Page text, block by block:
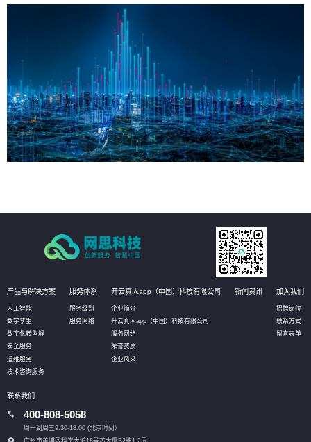
产品与解决方案
人工智能
数字孪生
数字化转型解
安全服务
运维服务
技术咨询服务
服务体系
服务级别
服务网络
开云真人app（中国）科技有限公司
企业简介
开云真人app（中国）科技有限公司
服务网络
荣誉资质
企业风采
新闻资讯 加入我们
招聘岗位
联系方式
留言表单
联系我们
400-808-5058
周一到周五9:30-18:00 (北京时间）